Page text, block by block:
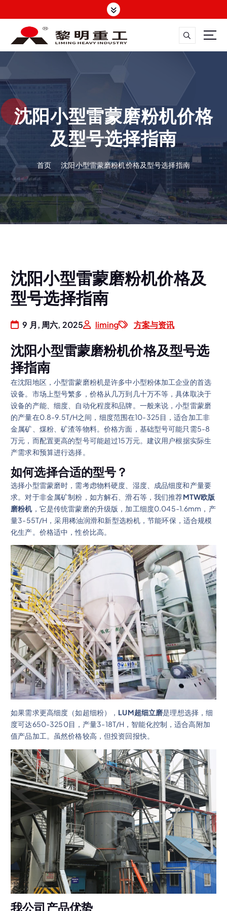
转
容 大修渣磨粉机，矿渣立磨
沈阳小型雷蒙磨粉机价格
及型号选择指南
首页 沈阳小型雷蒙磨粉机价格及型号选择指南
沈阳小型雷蒙磨粉机价格及
型号选择指南
9 月, 周六, 2025 liming 方案与资讯
沈阳小型雷蒙磨粉机价格及型号选
择指南
在沈阳地区，小型雷蒙磨粉机是许多中小型粉体加工企业的首选
设备。市场上型号繁多，价格从几万到几十万不等，具体取决于
设备的产能、细度、自动化程度和品牌。一般来说，小型雷蒙磨
的产量在0.8-9.5T/H之间，细度范围在10-325目，适合加工非
金属矿、煤粉、矿渣等物料。价格方面，基础型号可能只需5-8
万元，而配置更高的型号可能超过15万元。建议用户根据实际生
产需求和预算进行选择。
如何选择合适的型号？
选择小型雷蒙磨时，需考虑物料硬度、湿度、成品细度和产量要
求。对于非金属矿制粉，如方解石、滑石等，我们推荐MTW欧版
磨粉机，它是传统雷蒙磨的升级版，加工细度0.045-1.6mm，产
量3-55T/H，采用稀油润滑和新型选粉机，节能环保，适合规模
化生产。价格适中，性价比高。
如果需求更高细度（如超细粉）， LUM超细立磨是理想选择，细
度可达650-3250目，产量3-18T/H，智能化控制，适合高附加
值产品加工。虽然价格较高，但投资回报快。
我公司产品优势